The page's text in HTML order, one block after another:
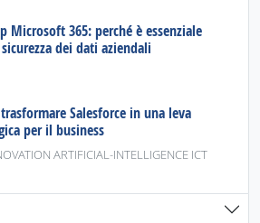
Microsoft 365: perché è essenziale
dei dati aziendali
Salesforce in una leva
per il business
ARTIFICIAL-INTELLIGENCE ICT